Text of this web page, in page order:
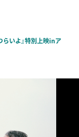
らいよ』特別上映inア